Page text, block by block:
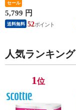
パック 3倍長持ち 4
ロール(ダブル) 4ロー
ル×12(48ロール) 3倍
ロール 3倍巻 トイレ
製紙クレシア 【送料
無料】
セール
5,799 円
送料無料 52
人気ランキング
1位